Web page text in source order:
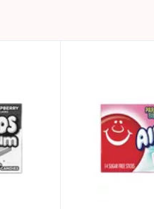
Hapan
USA